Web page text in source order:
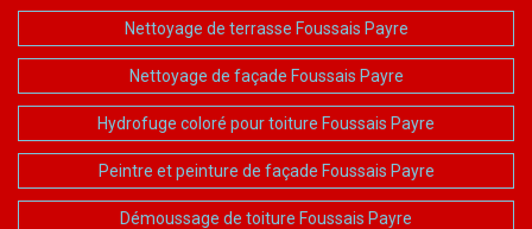
Nettoyage de terrasse Foussais Payre
Nettoyage de façade Foussais Payre
Hydrofuge coloré pour toiture Foussais Payre
Peintre et peinture de façade Foussais Payre
Démoussage de toiture Foussais Payre